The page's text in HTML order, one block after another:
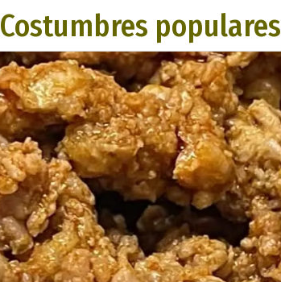
Costumbres populares